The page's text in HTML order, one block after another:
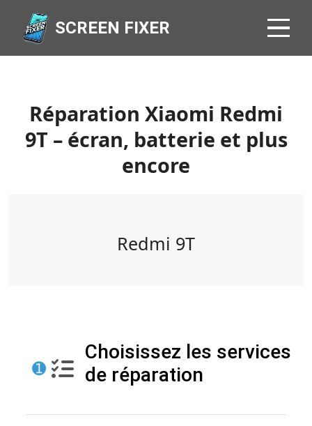
SCREEN FIXER
Réparation Xiaomi Redmi
9T – écran, batterie et plus
encore
Redmi 9T
➊
Choisissez les services
de réparation